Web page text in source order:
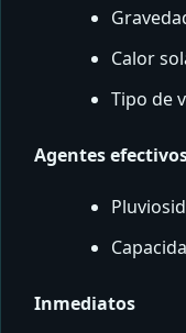
Calor
Tipo de
Agentes
Inmediatos